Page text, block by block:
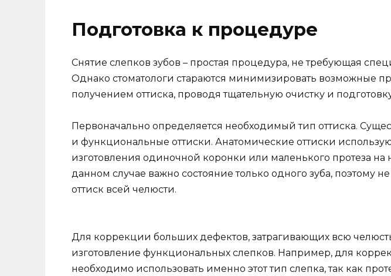
Подготовка к процедуре
Снятие слепков зубов – простая процедура, не требующая
Однако стоматологи стараются минимизировать возможные
получением оттиска, проводя тщательную очистку и
Первоначально определяется необходимый тип оттиска.
и функциональные оттиски. Анатомические оттиски
изготовления одиночной коронки или маленького протеза на
данном случае важно состояние только одного зуба, поэтому не
оттиск всей челюсти.
Для коррекции больших дефектов, затрагивающих всю
изготовление функциональных слепков. Например, для
необходимо использовать именно этот тип слепка, так как